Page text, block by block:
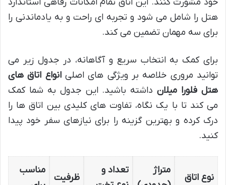
هتل را شامل می شود و تجربه ای راحت و به یادماندنی را
برای سه مهمان تضمین می کند.
برای کمک به انتخاب سریع و آگاهانه، در جدول زیر می
توانید مروری خلاصه بر ویژگی های اصلیانواع اتاق های
هتل فلورا میلانداشته باشید. این جدول به شما کمک
می کند تا با یک نگاه، تفاوت های کلیدی بین اتاق ها را
درک کرده و بهترین گزینه را برای نیازهای سفر خود پیدا
کنید.
نوع اتاق
متراژ
تعداد و
ظرفیت
مناسب